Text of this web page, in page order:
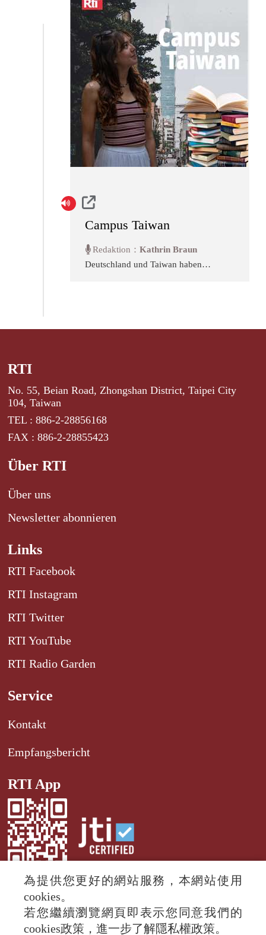
Campus Taiwan
Redaktion：Kathrin Braun
Deutschland und Taiwan haben
RTI
No. 55, Beian Road, Zhongshan District, Taipei City
104, Taiwan
TEL : 886-2-28856168
FAX : 886-2-28855423
Über RTI
Über uns
Newsletter abonnieren
Links
RTI Facebook
RTI Instagram
RTI Twitter
RTI YouTube
RTI Radio Garden
Service
Kontakt
Empfangsbericht
RTI App
© 2024 RTI (Radio Taiwan International).
All rights reserved.
為提供您更好的網站服務，本網站使用
cookies。
若您繼續瀏覽網頁即表示您同意我們的
cookies政策，進一步了解隱私權政策。